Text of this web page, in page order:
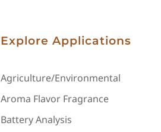
Explore Applications
Agriculture/Environmental
Aroma Flavor Fragrance
Battery Analysis